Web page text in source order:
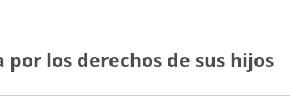
los derechos de sus hijos